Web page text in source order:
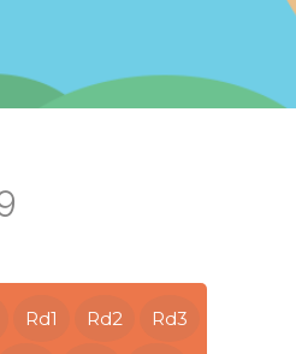
Rd1 Rd2 Rd3